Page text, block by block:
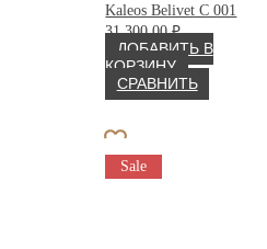
Kaleos Belivet C 001
31 300.00₽
ДОБАВИТЬ В
КОРЗИНУ
СРАВНИТЬ
Sale